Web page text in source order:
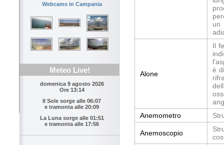
Webcams in Campania
Meteo Live!
domenica 9 agosto 2026
Ore 13:14
Il Sole sorge alle 06:07
e tramonta alle 20:09
La Luna sorge alle 01:51
e tramonta alle 17:56
un
Alone
Il
è
Anemometro
Anemoscopio